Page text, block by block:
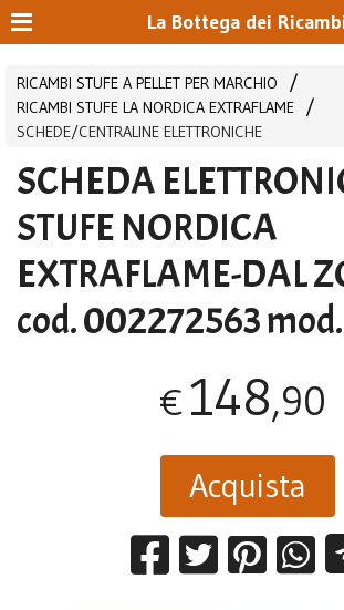
La Bottega dei
RICAMBI STUFE A PELLET PER MARCHIO
RICAMBI STUFE LA NORDICA EXTRAFLAME
SCHEDE/CENTRALINE ELETTRONICHE
SCHEDA
STUFE NORDICA
EXTRAFLAME-DAL
cod. 002272563
€148,90
Acquista